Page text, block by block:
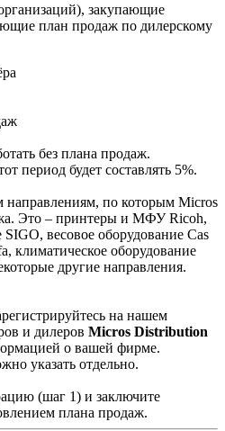
закупающие
план продаж по дилерскому
без плана продаж.
период будет составлять 5%.
направлениям, по которым Micros
Это – принтеры и МФУ Ricoh,
весовое оборудование Cas
климатическое оборудование
другие направления.
на нашем
и дилеров Micros Distribution
о вашей фирме.
указать отдельно.
(шаг 1) и заключите
плана продаж.